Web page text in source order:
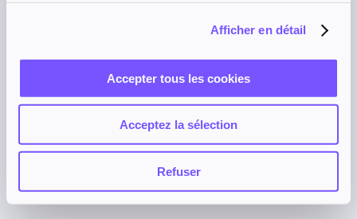
Afficher en détail
Accepter tous les cookies
Acceptez la sélection
Refuser